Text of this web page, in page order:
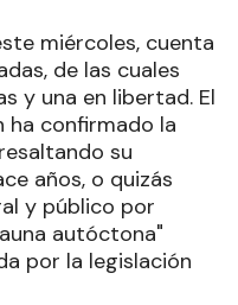
miércoles, cuenta
de las cuales
y una en libertad. El
ha confirmado la
su
años, o quizás
y público por
autóctona"
por la legislación